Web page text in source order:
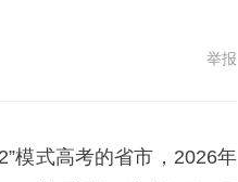
举报
模式高考的省市，2026年